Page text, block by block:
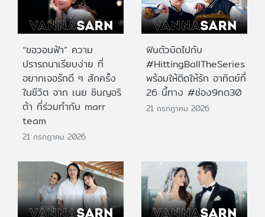
“ขอวอนฟ้า” ความ
ปรารถนาเรียบง่าย ที่
อยากเจอรักดี ๆ สักครั้ง
ในชีวิต จาก เนย ซินญอริ
ต้า ที่ร่วมทำกับ marr
team
21 กรกฎาคม 2026
ฟินตัวบิดไปกับ
#HittingBallTheSeries
พร้อมให้ติดให้รัก อาทิตย์ที่
26 นี้ทาง #ช่อง9กด30
21 กรกฎาคม 2026